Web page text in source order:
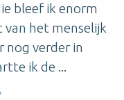
bleef ik enorm
het menselijk
nog verder in
ik de ...